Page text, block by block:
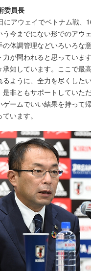
委員長
にアウェイでベトナム戦、
う今までにない形でのアウ
の体調管理などいろいろな
力が問われると思っていま
承知しています。ここで最
るように、全力を尽くした
是非ともサポートしていた
ゲームでいい結果を持って
います。